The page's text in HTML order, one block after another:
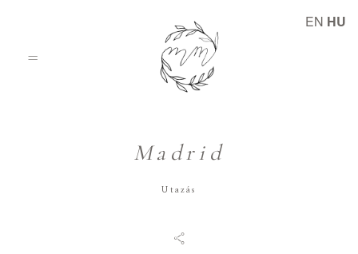
Kezdőlap
Történetek
Madrid
Utazás
EN HU